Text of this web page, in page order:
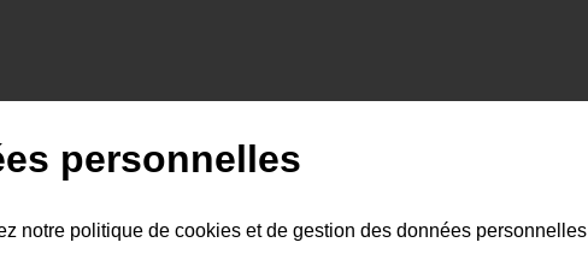
personnelles
notre politique de cookies et de gestion des données personnelles